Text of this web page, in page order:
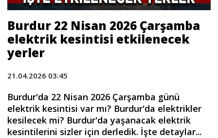
Burdur 22 Nisan 2026 Çarşamba
elektrik kesintisi etkilenecek
yerler
21.04.2026 03:45
Burdur'da 22 Nisan 2026 Çarşamba günü
elektrik kesintisi var mı? Burdur'da elektrikler
kesilecek mi? Burdur'da yaşanacak elektrik
kesintilerini sizler için derledik. İşte detaylar...